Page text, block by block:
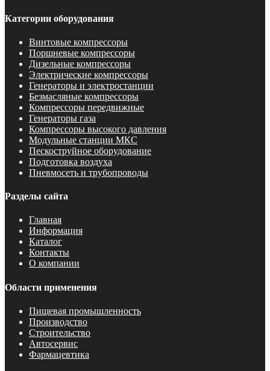
Категории оборудования
Винтовые компрессоры
Поршневые компрессоры
Дизельные компрессоры
Электрические компрессоры
Генераторы и электростанции
Безмасляные компрессоры
Компрессоры передвижные
Генераторы газа
Компрессоры высокого давления
Модульные станции МКС
Пескоструйное оборудование
Подготовка воздуха
Пневмосеть и трубопроводы
Разделы сайта
Главная
Информация
Каталог
Контакты
О компании
Области применения
Пищевая промышленность
Производство
Строительство
Автосервис
Фармацевтика